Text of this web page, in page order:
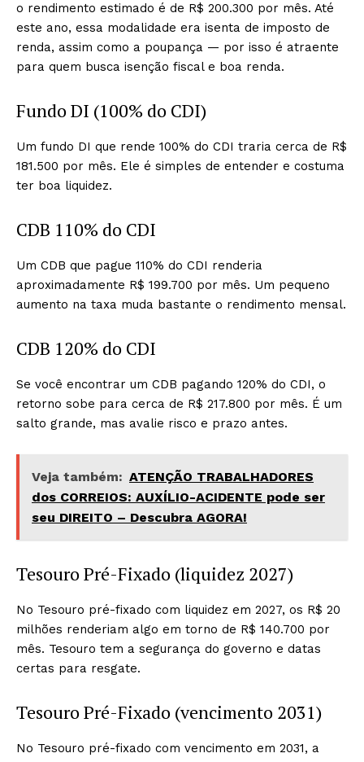
o rendimento estimado é de R$ 200.300 por mês. Até
este ano, essa modalidade era isenta de imposto de
renda, assim como a poupança — por isso é atraente
para quem busca isenção fiscal e boa renda.
Fundo DI (100% do CDI)
Um fundo DI que rende 100% do CDI traria cerca de R$
181.500 por mês. Ele é simples de entender e costuma
ter boa liquidez.
CDB 110% do CDI
Um CDB que pague 110% do CDI renderia
aproximadamente R$ 199.700 por mês. Um pequeno
aumento na taxa muda bastante o rendimento mensal.
CDB 120% do CDI
Se você encontrar um CDB pagando 120% do CDI, o
retorno sobe para cerca de R$ 217.800 por mês. É um
salto grande, mas avalie risco e prazo antes.
Veja também: ATENÇÃO TRABALHADORES
dos CORREIOS: AUXÍLIO-ACIDENTE pode ser
seu DIREITO – Descubra AGORA!
Tesouro Pré-Fixado (liquidez 2027)
No Tesouro pré-fixado com liquidez em 2027, os R$ 20
milhões renderiam algo em torno de R$ 140.700 por
mês. Tesouro tem a segurança do governo e datas
certas para resgate.
Tesouro Pré-Fixado (vencimento 2031)
No Tesouro pré-fixado com vencimento em 2031, a